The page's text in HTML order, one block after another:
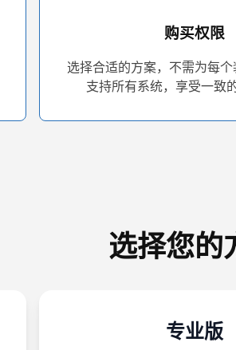
购买权限
选择合适的方案，不需为每个
支持所有系统，享受一致
选择您的
专业版